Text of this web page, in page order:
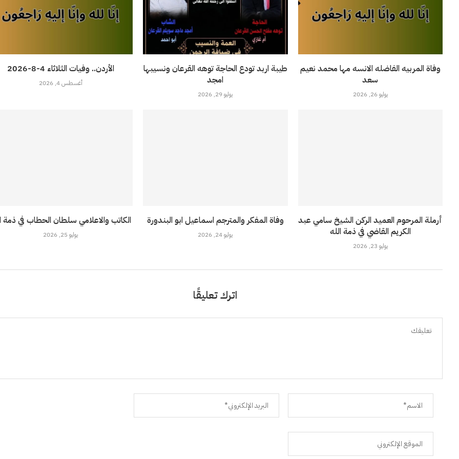
الأردن.. وفيات الثلاثاء 4-8-2026
أغسطس 4, 2026
طيبة اربد تودع الحاجة توهه القرعان ونسيبها
امجد
يوليو 29, 2026
وفاة المربيه الفاضله الانسه مها محمد نعيم
سعد
يوليو 26, 2026
الكاتب والاعلامي سلطان الحطاب في ذمة
يوليو 25, 2026
وفاة المفكر والمترجم اسماعيل ابو البندورة
يوليو 24, 2026
أرملة المرحوم العميد الركن الشيخ سامي عبد
الكريم القاضي في ذمة الله
يوليو 23, 2026
اترك تعليقًا